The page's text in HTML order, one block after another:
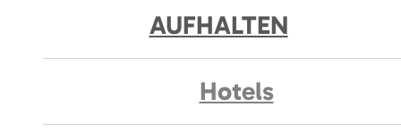
AUFHALTEN
Hotels